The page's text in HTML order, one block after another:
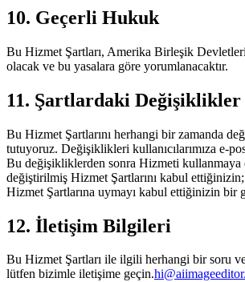
10. Geçerli Hukuk
Bu Hizmet Şartları, Amerika Birleşik Devletleri
olacak ve bu yasalara göre yorumlanacaktır.
11. Şartlardaki Değişiklikler
Bu Hizmet Şartlarını herhangi bir zamanda
tutuyoruz. Değişiklikleri kullanıcılarımıza e-
Bu değişikliklerden sonra Hizmeti kullanmaya
değiştirilmiş Hizmet Şartlarını kabul
Hizmet Şartlarına uymayı kabul ettiğinizin bir
12. İletişim Bilgileri
Bu Hizmet Şartları ile ilgili herhangi bir soru
lütfen bizimle iletişime geçin.